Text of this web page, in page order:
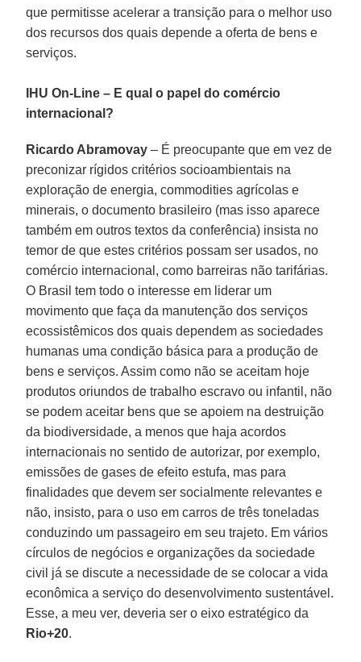
que permitisse acelerar a transição para o melhor uso
dos recursos dos quais depende a oferta de bens e
serviços.
IHU On-Line – E qual o papel do comércio
internacional?
Ricardo Abramovay – É preocupante que em vez de
preconizar rígidos critérios socioambientais na
exploração de energia, commodities agrícolas e
minerais, o documento brasileiro (mas isso aparece
também em outros textos da conferência) insista no
temor de que estes critérios possam ser usados, no
comércio internacional, como barreiras não tarifárias.
O Brasil tem todo o interesse em liderar um
movimento que faça da manutenção dos serviços
ecossistêmicos dos quais dependem as sociedades
humanas uma condição básica para a produção de
bens e serviços. Assim como não se aceitam hoje
produtos oriundos de trabalho escravo ou infantil, não
se podem aceitar bens que se apoiem na destruição
da biodiversidade, a menos que haja acordos
internacionais no sentido de autorizar, por exemplo,
emissões de gases de efeito estufa, mas para
finalidades que devem ser socialmente relevantes e
não, insisto, para o uso em carros de três toneladas
conduzindo um passageiro em seu trajeto. Em vários
círculos de negócios e organizações da sociedade
civil já se discute a necessidade de se colocar a vida
econômica a serviço do desenvolvimento sustentável.
Esse, a meu ver, deveria ser o eixo estratégico da
Rio+20.